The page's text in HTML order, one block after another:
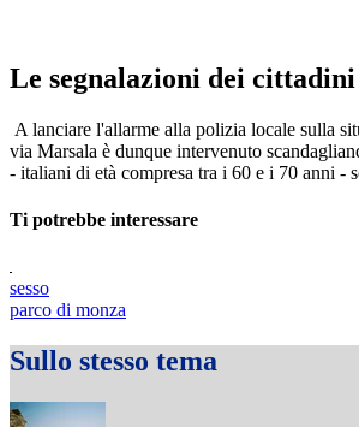
Le segnalazioni dei
A lanciare l'allarme alla polizia locale sulla
via Marsala è dunque intervenuto
- italiani di età compresa tra i 60 e i 70 anni -
Ti potrebbe interessare
sesso
parco di monza
Sullo stesso tema